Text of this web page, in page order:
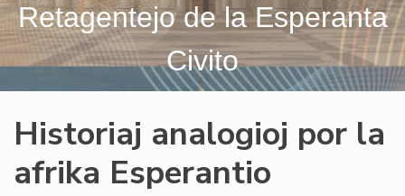
Retagentejo de la Esperanta
Civito
Historiaj analogioj por la
afrika Esperantio